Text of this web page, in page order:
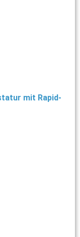
mit Rapid-